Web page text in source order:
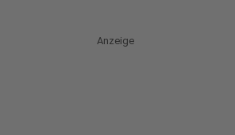
Anzeige